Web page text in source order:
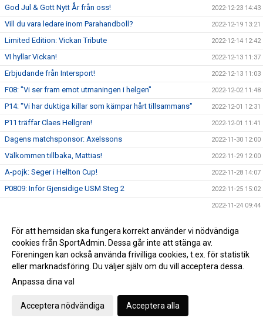
God Jul & Gott Nytt År från oss! 2022-12-23 14:43
Vill du vara ledare inom Parahandboll? 2022-12-19 13:21
Limited Edition: Vickan Tribute 2022-12-14 12:42
VI hyllar Vickan! 2022-12-13 11:37
Erbjudande från Intersport! 2022-12-13 11:03
F08: "Vi ser fram emot utmaningen i helgen" 2022-12-02 11:48
P14: "Vi har duktiga killar som kämpar hårt tillsammans" 2022-12-01 12:31
P11 träffar Claes Hellgren! 2022-12-01 11:41
Dagens matchsponsor: Axelssons 2022-11-30 12:00
Välkommen tillbaka, Mattias! 2022-11-29 12:00
A-pojk: Seger i Hellton Cup! 2022-11-28 14:07
P0809: Inför Gjensidige USM Steg 2 2022-11-25 15:02
2022-11-24 09:44
Vill du bli en lirare och träna handboll? 2022-11-23 13:39
Lördagens 50/50-vinnare! 2022-11-21 11:08
VästeråsIrsta HF 31 - 34 Amo HK 2022-11-19 19:10
Dagens match presenteras av Barndiabetesfonden!
Nyhet i vår souvenirbutik!
För att hemsidan ska fungera korrekt använder vi nödvändiga
cookies från SportAdmin. Dessa går inte att stänga av.
Föreningen kan också använda frivilliga cookies, t.ex. för statistik
eller marknadsföring. Du väljer själv om du vill acceptera dessa.
Anpassa dina val
Acceptera nödvändiga Acceptera alla